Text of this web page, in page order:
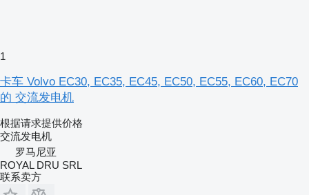
1
卡车 Volvo EC30, EC35, EC45, EC50, EC55, EC60, EC70
的 交流发电机
根据请求提供价格
交流发电机
罗马尼亚
ROYAL DRU SRL
联系卖方